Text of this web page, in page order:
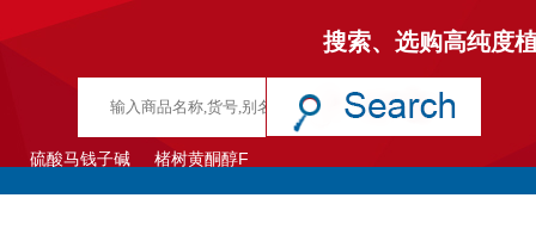
搜索、选购高纯度
硫酸马钱子碱 楮树黄酮醇F